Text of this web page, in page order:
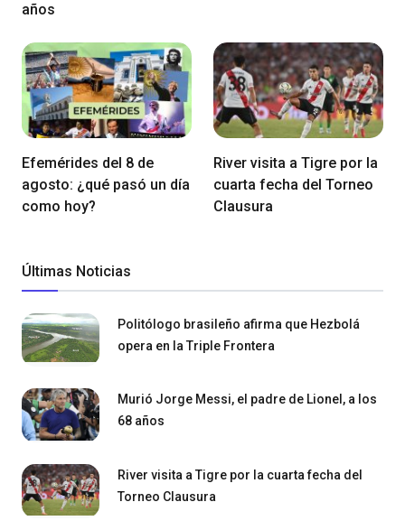
años
Efemérides del 8 de
agosto: ¿qué pasó un día
como hoy?
River visita a Tigre por la
cuarta fecha del Torneo
Clausura
Últimas Noticias
Politólogo brasileño afirma que Hezbolá
opera en la Triple Frontera
Murió Jorge Messi, el padre de Lionel, a los
68 años
River visita a Tigre por la cuarta fecha del
Torneo Clausura